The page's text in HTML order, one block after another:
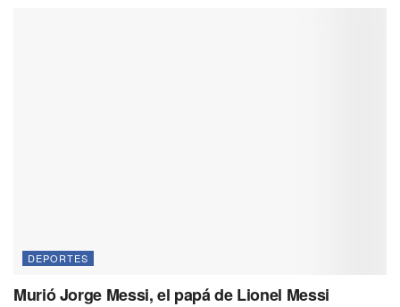
DEPORTES
Murió Jorge Messi, el papá de Lionel Messi